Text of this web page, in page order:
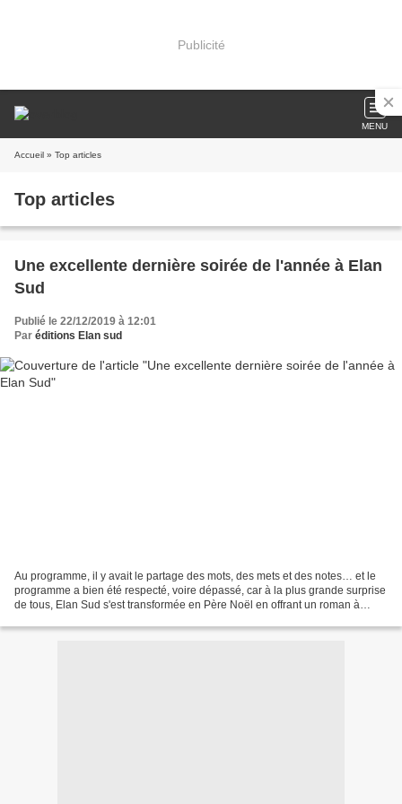
Publicité
MENU
Accueil » Top articles
Top articles
Une excellente dernière soirée de l'année à Elan
Sud
Publié le 22/12/2019 à 12:01
Par éditions Elan sud
Au programme, il y avait le partage des mots, des mets et des notes… et le
programme a bien été respecté, voire dépassé, car à la plus grande surprise
de tous, Elan Sud s'est transformée en Père Noël en offrant un roman à